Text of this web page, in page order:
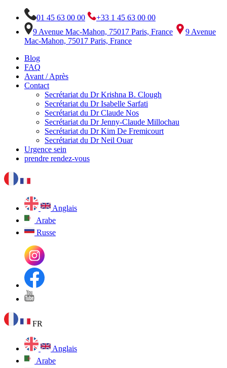
01 45 63 00 00
+33 1 45 63 00 00
9 Avenue Mac-Mahon, 75017 Paris, France
9 Avenue
Mac-Mahon, 75017 Paris, France
Blog
FAQ
Avant / Après
Contact
Secrétariat du Dr Krishna B. Clough
Secrétariat du Dr Isabelle Sarfati
Secrétariat du Dr Claude Nos
Secrétariat du Dr Jenny-Claude Millochau
Secrétariat du Dr Kim De Fremicourt
Secrétariat du Dr Neil Ouar
Urgence sein
prendre rendez-vous
Anglais
Arabe
Russe
FR
Anglais
Arabe